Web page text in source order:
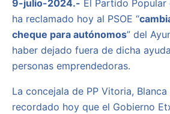
9-julio-2024.- El Partido
ha reclamado hoy al PSOE “
cheque para autónomos” del
haber dejado fuera de dicha
personas emprendedoras.
La concejala de PP Vitoria, Blanca
recordado hoy que el Gobierno